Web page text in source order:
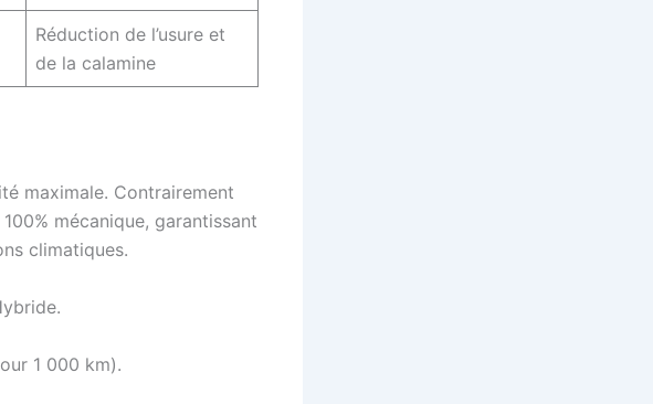
Réduction de l’usure et
de la calamine
maximale. Contrairement
mécanique, garantissant
climatiques.
1 000 km).